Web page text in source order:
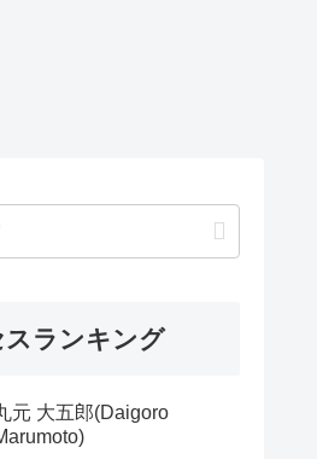
ランキング
元 大五郎(Daigoro